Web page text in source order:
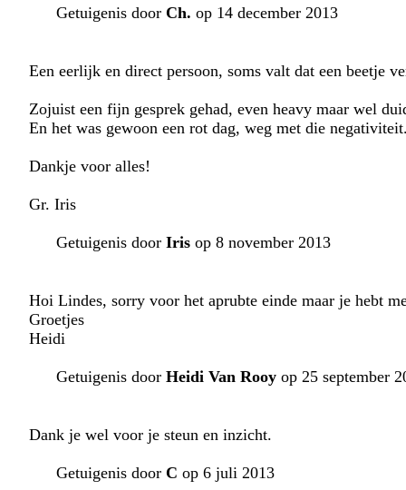
Getuigenis door Ch. op 14 december 2013
Een eerlijk en direct persoon, soms valt dat een beetje
Zojuist een fijn gesprek gehad, even heavy maar wel
En het was gewoon een rot dag, weg met die
Dankje voor alles!
Gr. Iris
Getuigenis door Iris op 8 november 2013
Hoi Lindes, sorry voor het aprubte einde maar je hebt
Groetjes
Heidi
Getuigenis door Heidi Van Rooy op 25 september
Dank je wel voor je steun en inzicht.
Getuigenis door C op 6 juli 2013